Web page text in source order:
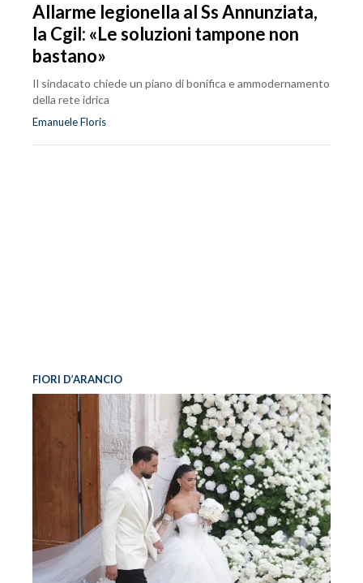
Allarme legionella al Ss Annunziata,
la Cgil: «Le soluzioni tampone non
bastano»
Il sindacato chiede un piano di bonifica e ammodernamento
della rete idrica
Emanuele Floris
FIORI D’ARANCIO